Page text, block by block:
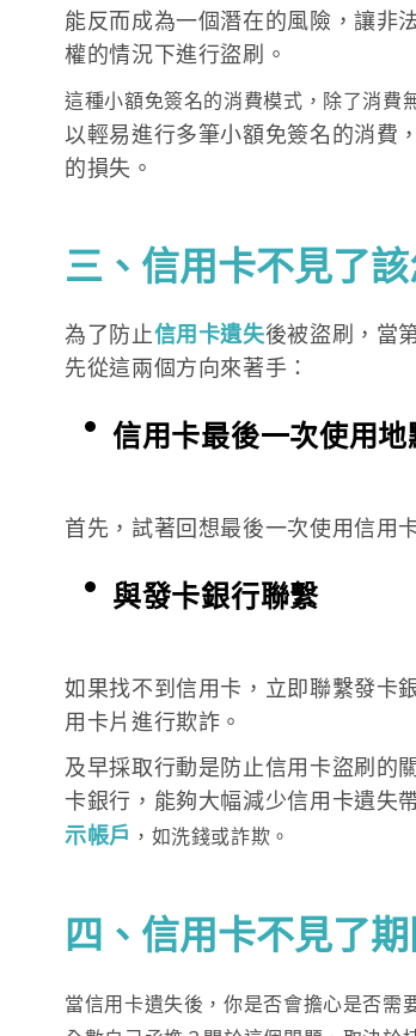
能反而成為一個潛在的風險，讓非
權的情況下進行盜刷。
這種小額免簽名的消費模式，除了消費
以輕易進行多筆小額免簽名的消費
的損失。
三、信用卡不見了
為了防止信用卡遺失後被盜刷，當
先從這兩個方向來著手：
信用卡最後一次使用地
首先，試著回想最後一次使用信用
與發卡銀行聯繫
如果找不到信用卡，立即聯繫發卡
用卡片進行欺詐。
及早採取行動是防止信用卡盜刷的
卡銀行，能夠大幅減少信用卡遺失
示帳戶 ，如洗錢或詐欺。
四、信用卡不見了
當信用卡遺失後，你是否會擔心是否需